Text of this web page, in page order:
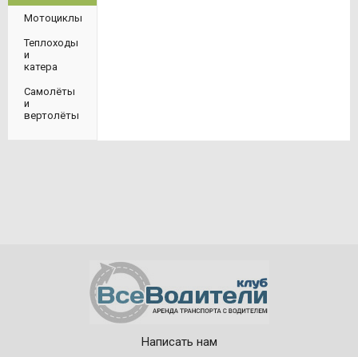
Мотоциклы
Теплоходы
и
катера
Самолёты
и
вертолёты
Написать нам